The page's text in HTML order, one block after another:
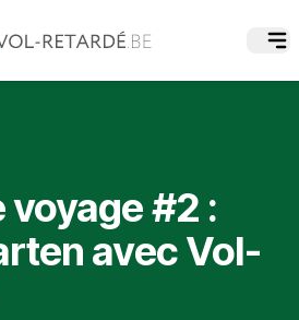
voyage #2 :
avec Vol-